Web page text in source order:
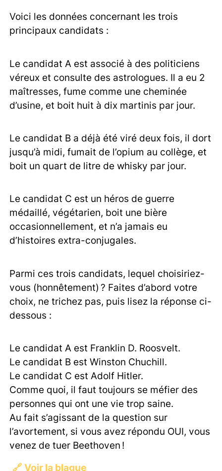
Voici les données concernant les trois
principaux candidats :
Le candidat A est associé à des politiciens
véreux et consulte des astrologues. Il a eu 2
maîtresses, fume comme une cheminée
d’usine, et boit huit à dix martinis par jour.
Le candidat B a déjà été viré deux fois, il dort
jusqu’à midi, fumait de l’opium au collège, et
boit un quart de litre de whisky par jour.
Le candidat C est un héros de guerre
médaillé, végétarien, boit une bière
occasionnellement, et n’a jamais eu
d’histoires extra-conjugales.
Parmi ces trois candidats, lequel choisiriez-
vous (honnêtement) ? Faites d’abord votre
choix, ne trichez pas, puis lisez la réponse ci-
dessous :
Le candidat A est Franklin D. Roosvelt.
Le candidat B est Winston Chuchill.
Le candidat C est Adolf Hitler.
Comme quoi, il faut toujours se méfier des
personnes qui ont une vie trop saine.
Au fait s’agissant de la question sur
l’avortement, si vous avez répondu OUI, vous
venez de tuer Beethoven !
🔗 Voir la blague